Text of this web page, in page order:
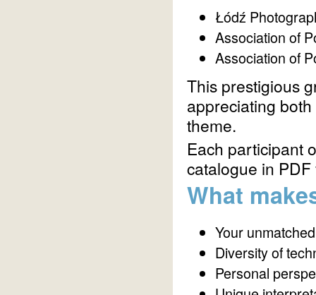
Łódź
Association of
Association of
This prestigious
appreciating
theme.
Each participant
catalogue in PDF
What
Your
Diversity of
Personal